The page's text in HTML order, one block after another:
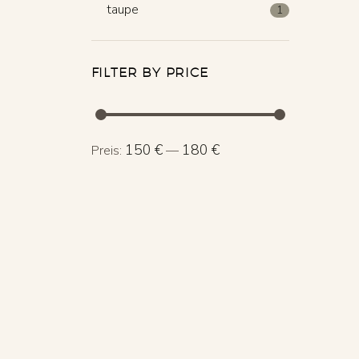
taupe 1
FILTER BY PRICE
Min.
Max.
Preis: 150 €— 180 €